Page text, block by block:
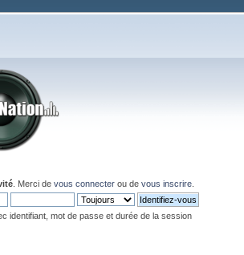
. Merci de vous connecter ou de vous inscrire
identifiant, mot de passe et durée de la session